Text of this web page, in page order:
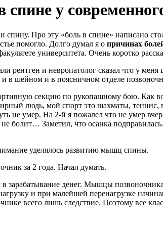
у
Про эту «боль в спине» написано
помогло. Долго думал я о причинах
университета. Очень коротко
рентген и невропатолог сказал что у
в шейном и в поясничном отделе
секцию по рукопашному бою. Как
людь, мой спорт это шахматы,
не умер. На 2-й я пожалел что не умер
болит… Заметил, что осанка
уделялось развитию мышц спины.
за 2 года. Начал думать.
зарабатывание денег. Мышцы
и при малейшей перенагрузке
всего лишь следствие. Поэтому все